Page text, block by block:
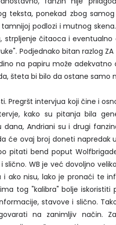
teksta, ponekad zbog
podlozi i mutnog
čitaoca i eventualno
Podjednako bitan razlog ZA
na papiru može
šteta bi bilo da ostane samo
Pregršt intervjua koji čine i
kako su pitanja bila
dana, Andriani su i drugi
će ovaj broj doneti napredak
pitati bend poput
slično. WB je već dovoljno
ako nisu, lako je pronaći te
tog "kalibra" bolje iskoristiti
stavove i slično.
na zanimljiv način.